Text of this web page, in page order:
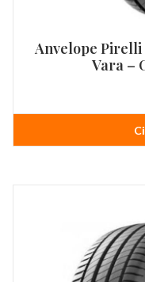
Anvelope Pirelli
Vara –